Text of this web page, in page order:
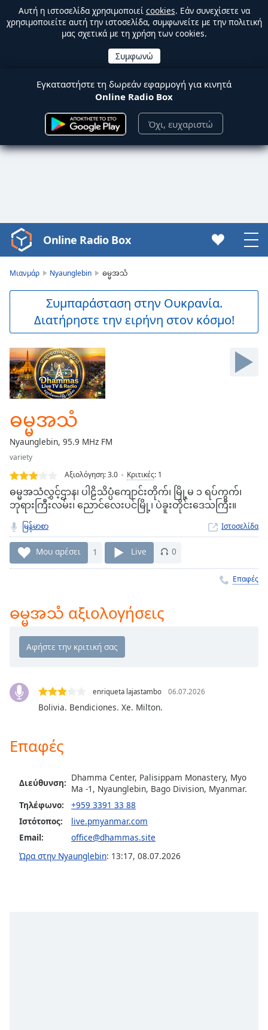
Αυτή η ιστοσελίδα χρησιμοποιεί cookies. Εάν συνεχίσετε να
χρησιμοποιείτε αυτή την ιστοσελίδα, συμφωνείτε με την πολιτική
μας σχετικά με τη χρήση των cookies.
Εγκαταστήστε τη δωρεάν εφαρμογή για κινητά
Online Radio Box
Όχι, ευχαριστώ
Video
Player
Skip
Skip
Forward
Mute
Current
Duration
Loaded:
0.00%
Stream
LIVE
Seek to
live,
behind
liveLIVE
Remaining
Time-
Playback
Rate
Chapters
Descriptions
selected
subtitles
settings,
opens
subtitles
settings
dialog
Online Radio Box
Μιανμάρ Nyaunglebin ဓမ္မအသံ
Συμπαράσταση στην Ουκρανία.
Διατήρηστε την ειρήνη στον κόσμο!
ဓမ္မအသံ
Nyaunglebin, 95.9 MHz FM
variety
Αξιολόγηση:3.0 Κριτικές: 1
ဓမ္မအသံလွှင့်ဌာန၊ ပါဠိသိပ္ပံကျောင်းတိုက်၊ မြို့မ ၁ ရပ်ကွက်၊
ဘုရားကြီးလမ်း၊ ညောင်လေးပင်မြို့၊ ပဲခူးတိုင်းဒေသကြီး။
မြန်မာစာ Ιστοσελίδα
Μου αρέσει 1 Live 0
Επαφές
ဓမ္မအသံ αξιολογήσεις
enriqueta lajastambo 06.07.2026
Bolivia. Bendiciones. Xe. Milton.
Επαφές
Διεύθυνση: Dhamma Center, Palisippam Monastery, Myo
Ma -1, Nyaunglebin, Bago Division, Myanmar.
Τηλέφωνο:
+959 3391 33 88
Ιστότοπος:
live.pmyanmar.com
Email:
office@dhammas.site
Ώρα στην Nyaunglebin: 13:17, 08.07.2026